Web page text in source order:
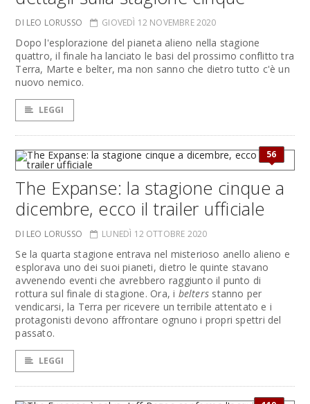
DI LEO LORUSSO GIOVEDÌ 12 NOVEMBRE 2020
Dopo l'esplorazione del pianeta alieno nella stagione
quattro, il finale ha lanciato le basi del prossimo conflitto tra
Terra, Marte e belter, ma non sanno che dietro tutto c'è un
nuovo nemico.
LEGGI
56
The Expanse: la stagione cinque a
dicembre, ecco il trailer ufficiale
DI LEO LORUSSO LUNEDÌ 12 OTTOBRE 2020
Se la quarta stagione entrava nel misterioso anello alieno e
esplorava uno dei suoi pianeti, dietro le quinte stavano
avvenendo eventi che avrebbero raggiunto il punto di
rottura sul finale di stagione. Ora, i belters stanno per
vendicarsi, la Terra per ricevere un terribile attentato e i
protagonisti devono affrontare ognuno i propri spettri del
passato.
LEGGI